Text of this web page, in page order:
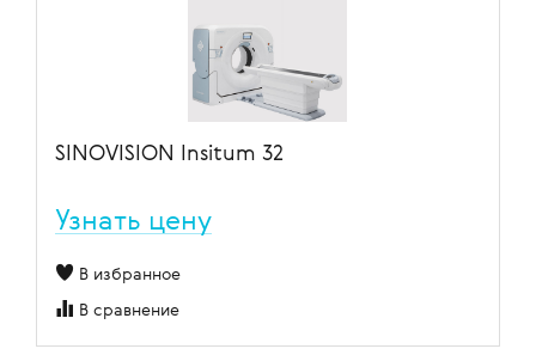
SINOVISION Insitum 32
Узнать цену
В избранное
В сравнение